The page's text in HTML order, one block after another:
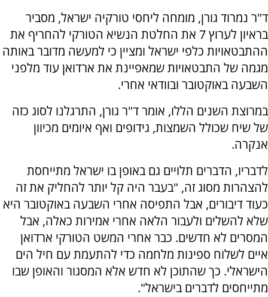
ד"ר נמרוד גורן, מומחה ליחסי טורקיה ישראל, מסביר
בראיון לערוץ 7 את החלטת הנשיא הטורקי להחריף את
ההתבטאויות כלפי ישראל ומציין כי למעשה מדובר באותה
מגמה של התבטאויות שמאפיינת את ארדואן עוד מלפני
השבעה באוקטובר ובוודאי אחרי.
במרוצת השנים הללו, אומר ד"ר גורן, התרגלנו לסוג כזה
של שיח שכולל השמצות, גידופים ואף איומים מכיוון
אנקרה.
לדבריו, הדברים תלויים גם באופן בו ישראל מתייחסת
להצהרות מסוג זה, "בעבר היה קל יותר להחליק את זה
כעוד דיבורים, אבל התפיסה אחרי השבעה באוקטובר היא
שלא להשלים ולעבור הלאה אחרי אמירות כאלה, אבל
המסרים לא חדשים. כבר אחרי המשט הטורקי ארדואן
איים לשלוח ספינות מלחמה כדי להתעמת עם חיל הים
הישראלי. כך שהתוכן לא חדש אלא המסגור והאופן שבו
מתייחסים לדברים בישראל".